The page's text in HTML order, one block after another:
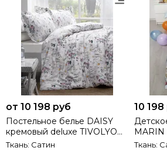
от 10 198 руб
Постельное белье DAISY
кремовый deluxe TIVOLYO
HOME Турция
Ткань: Сатин
10 198
MARIN
Ткань: